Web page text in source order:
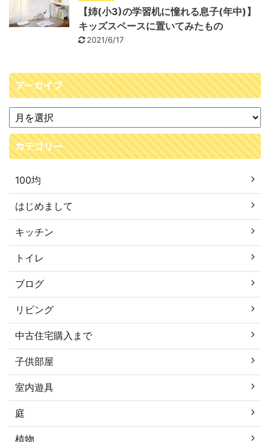
【姉(小3)の学習机に憧れる息子(年中)】
キッズスペースに置いてみたもの
2021/6/17
アーカイブ
カテゴリー
100均
はじめまして
キッチン
トイレ
ブログ
リビング
中古住宅購入まで
子供部屋
室内遊具
庭
植物